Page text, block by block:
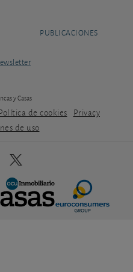
PUBLICACIONES
y Casas
de cookies
Privacy
de uso